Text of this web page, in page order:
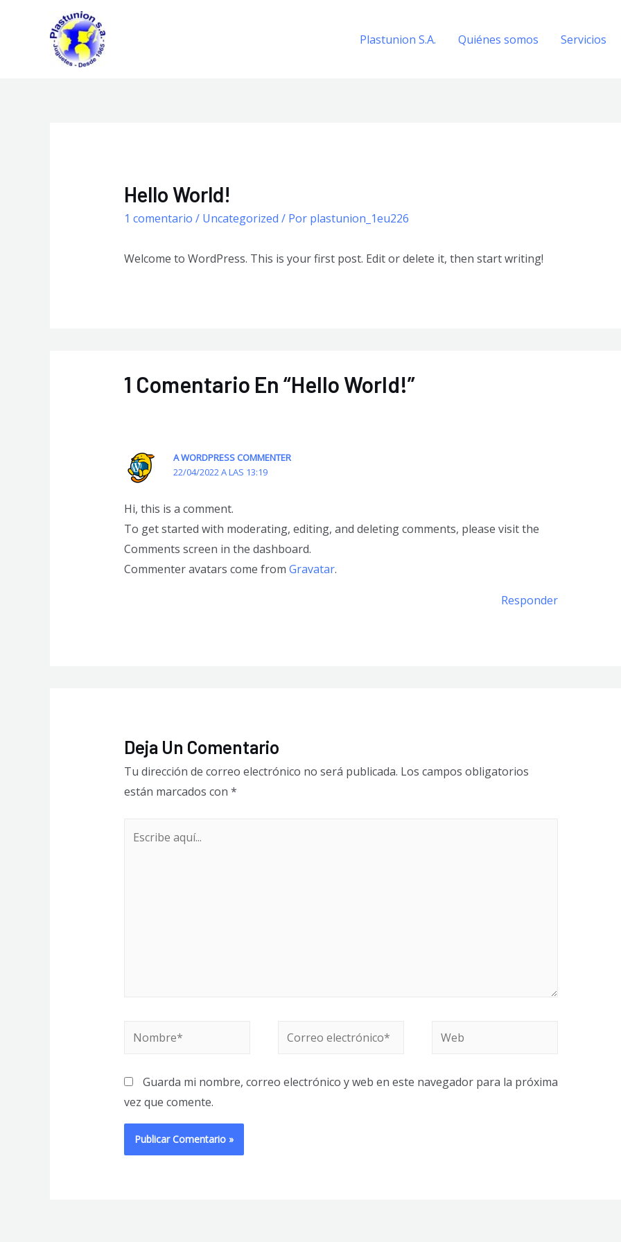
Plastunion S.A. Quiénes somos Servicios
Hello World!
1 comentario / Uncategorized / Por plastunion_1eu226
Welcome to WordPress. This is your first post. Edit or delete it, then start writing!
1 Comentario En “Hello World!”
A WORDPRESS COMMENTER
22/04/2022 A LAS 13:19
Hi, this is a comment.
To get started with moderating, editing, and deleting comments, please visit the
Comments screen in the dashboard.
Commenter avatars come from Gravatar.
Responder
Deja Un Comentario
Tu dirección de correo electrónico no será publicada. Los campos obligatorios
están marcados con *
Nombre*
Correo
Web
Guarda mi nombre, correo electrónico y web en este navegador para la próxima
vez que comente.